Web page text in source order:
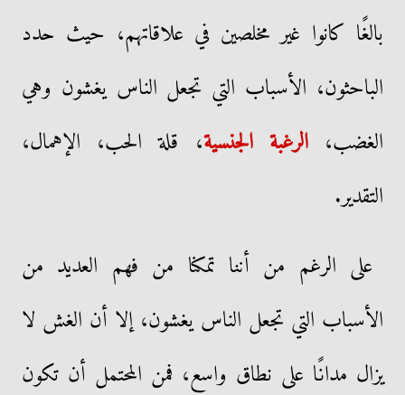
بالغًا كانوا غير مخلصين في علاقاتهم، حيث حدد
الباحثون، الأسباب التي تجعل الناس يغشون وهي
الغضب،الرغبة الجنسية، قلة الحب، الإهمال،
التقدير.
على الرغم من أننا تمكنا من فهم العديد من
الأسباب التي تجعل الناس يغشون، إلا أن الغش لا
يزال مدانًا على نطاق واسع، فمن المحتمل أن تكون